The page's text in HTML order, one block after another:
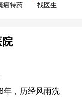
癌特药 找医生
院
年，历经风雨洗